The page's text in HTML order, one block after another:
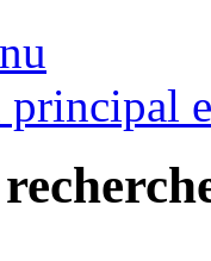
principal